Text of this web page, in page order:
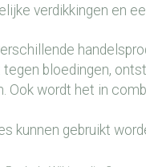
verdikkingen en
bloedingen,
Ook wordt het in
kunnen gebruikt